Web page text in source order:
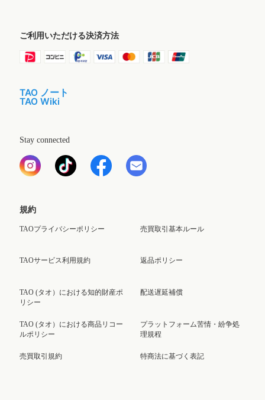
ご利用いただける決済方法
TAO ノート
TAO Wiki
Stay connected
規約
TAOプライバシーポリシー
TAOサービス利用規約
TAO (タオ）における知的財産ポ
リシー
TAO (タオ）における商品リコー
ルポリシー
売買取引規約
売買取引基本ルール
返品ポリシー
配送遅延補償
プラットフォーム苦情・紛争処
理規程
特商法に基づく表記